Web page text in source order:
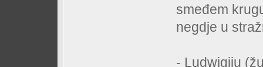
smeđem
negdje u
- Ludwigiju